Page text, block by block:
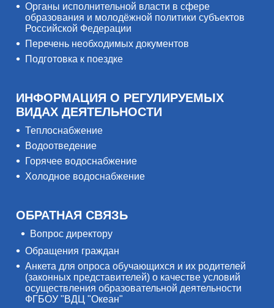
Органы исполнительной власти в сфере
образования и молодёжной политики субъектов
Российской Федерации
Перечень необходимых документов
Подготовка к поездке
ИНФОРМАЦИЯ О РЕГУЛИРУЕМЫХ
ВИДАХ ДЕЯТЕЛЬНОСТИ
Теплоснабжение
Водоотведение
Горячее водоснабжение
Холодное водоснабжение
ОБРАТНАЯ СВЯЗЬ
Вопрос директору
Обращения граждан
Анкета для опроса обучающихся и их родителей
(законных представителей) о качестве условий
осуществления образовательной деятельности
ФГБОУ "ВДЦ "Океан"